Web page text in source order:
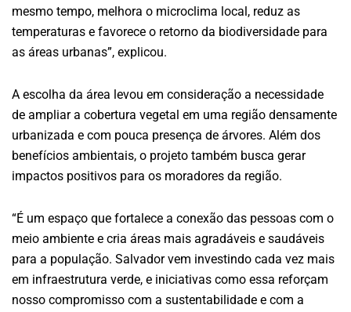
mesmo tempo, melhora o microclima local, reduz as
temperaturas e favorece o retorno da biodiversidade para
as áreas urbanas”, explicou.
A escolha da área levou em consideração a necessidade
de ampliar a cobertura vegetal em uma região densamente
urbanizada e com pouca presença de árvores. Além dos
benefícios ambientais, o projeto também busca gerar
impactos positivos para os moradores da região.
“É um espaço que fortalece a conexão das pessoas com o
meio ambiente e cria áreas mais agradáveis e saudáveis
para a população. Salvador vem investindo cada vez mais
em infraestrutura verde, e iniciativas como essa reforçam
nosso compromisso com a sustentabilidade e com a